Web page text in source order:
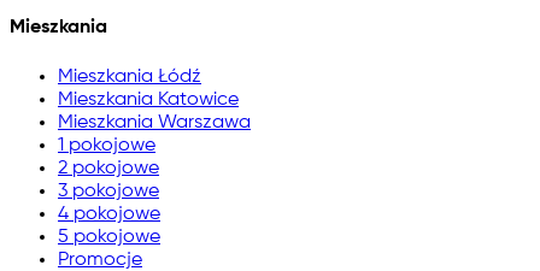
Mieszkania
Mieszkania Łódź
Mieszkania Katowice
Mieszkania Warszawa
1 pokojowe
2 pokojowe
3 pokojowe
4 pokojowe
5 pokojowe
Promocje